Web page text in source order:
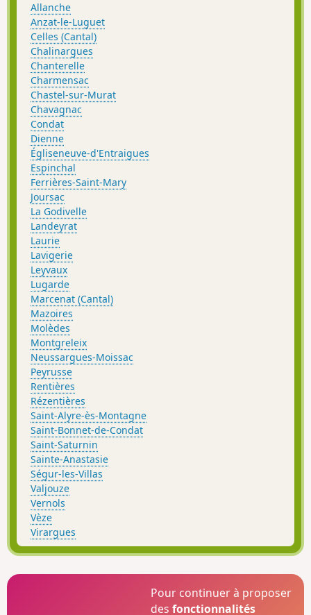
Allanche
Anzat-le-Luguet
Celles (Cantal)
Chalinargues
Chanterelle
Charmensac
Chastel-sur-Murat
Chavagnac
Condat
Dienne
Égliseneuve-d'Entraigues
Espinchal
Ferrières-Saint-Mary
Joursac
La Godivelle
Landeyrat
Laurie
Lavigerie
Leyvaux
Lugarde
Marcenat (Cantal)
Mazoires
Molèdes
Montgreleix
Neussargues-Moissac
Peyrusse
Rentières
Rézentières
Saint-Alyre-ès-Montagne
Saint-Bonnet-de-Condat
Saint-Saturnin
Sainte-Anastasie
Ségur-les-Villas
Valjouze
Vernols
Vèze
Virargues
Pour continuer à proposer
desfonctionnalités